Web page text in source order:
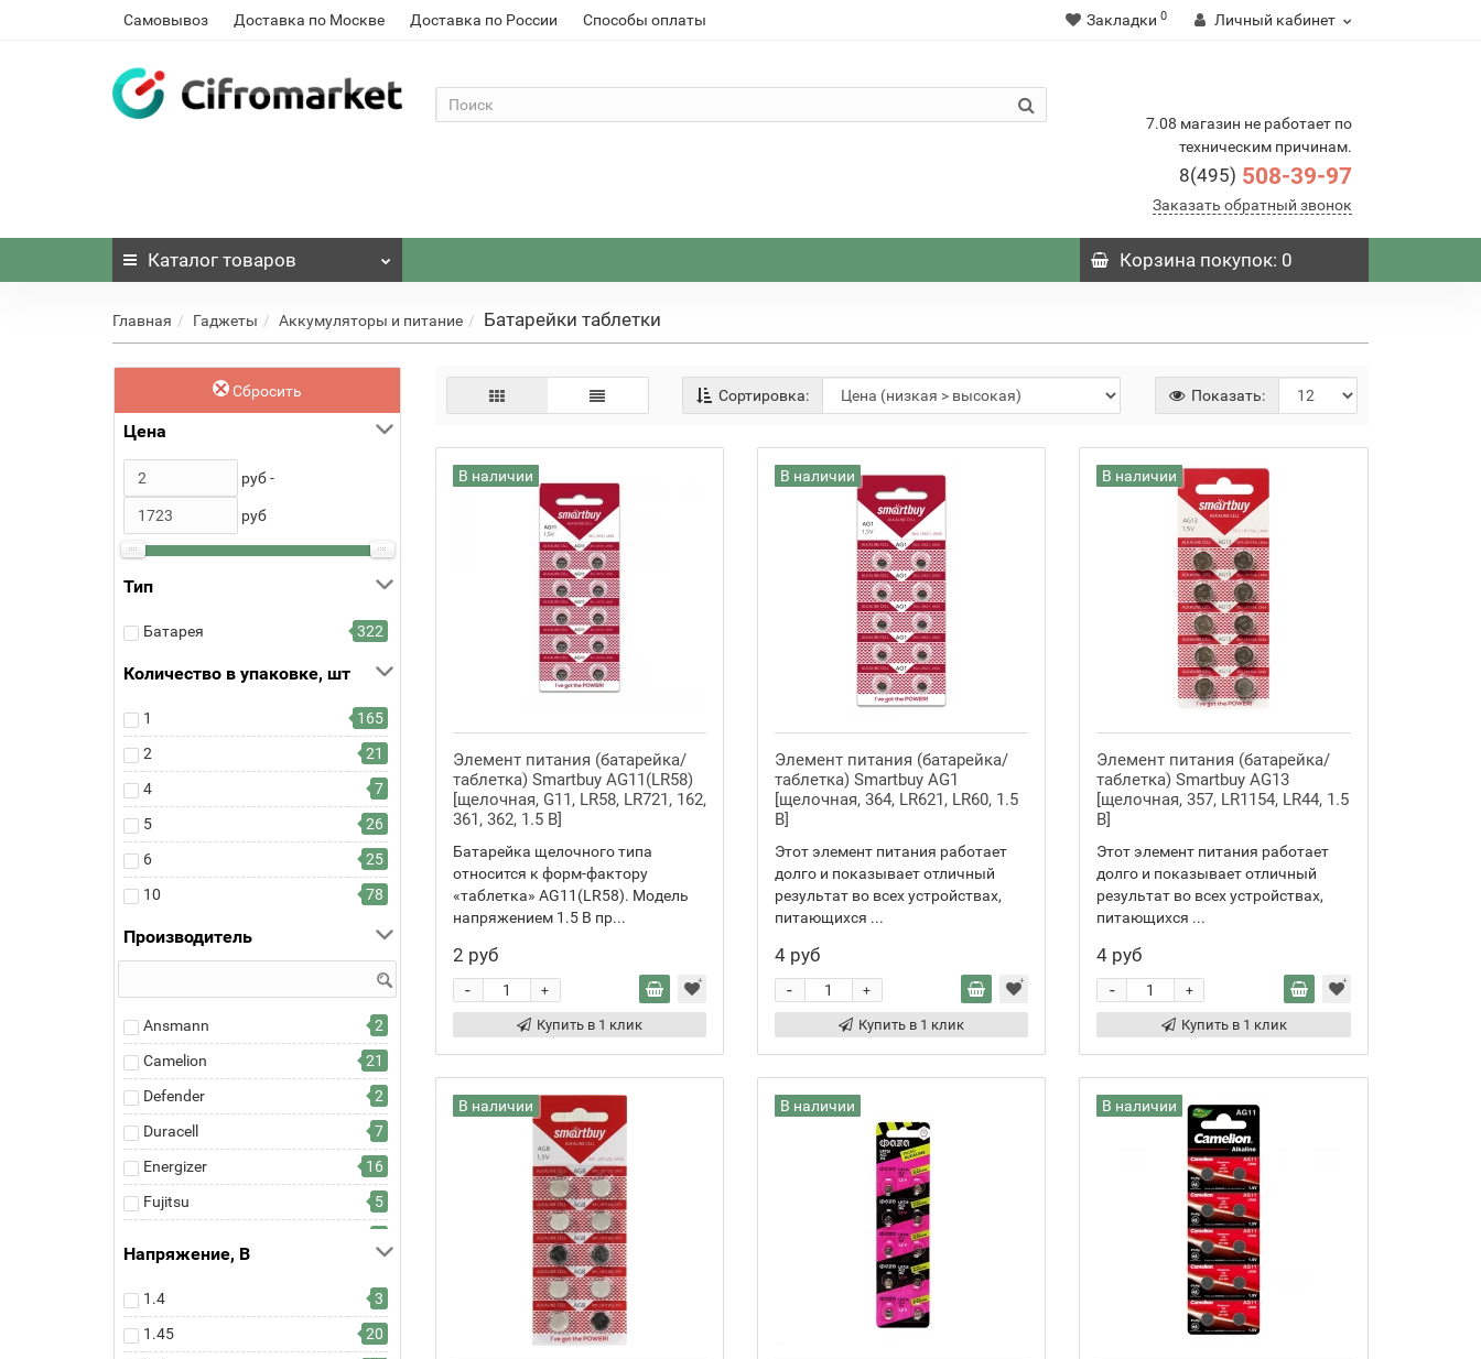
Самовывоз Доставка по Москве Доставка по России Способы оплаты Закладки 0 Личный кабинет
7.08 магазин не работает по
техническим причинам.
8(495) 508-39-97
Заказать обратный звонок
Каталог товаров Корзинапокупок: 0
Главная Гаджеты Аккумуляторы и питание Батарейки таблетки
Сбросить
Цена
руб -
руб
Тип
Батарея 322
Количество в упаковке, шт
1
165
2
21
4
7
5
26
6
25
10
78
Производитель
Ansmann
2
Camelion
21
Defender
2
Duracell
7
Energizer
16
Fujitsu
5
MINAMOTO
1
Opticell
1
Напряжение, В
1.4
3
1.45
20
Сортировка: Показать:
В наличии
Элемент питания (батарейка/
таблетка) Smartbuy AG11(LR58)
[щелочная, G11, LR58, LR721, 162,
361, 362, 1.5 В]
Батарейка щелочного типа
относится к форм-фактору
«таблетка» AG11(LR58). Модель
напряжением 1.5 В пр...
2 руб
+
-
Купить в 1 клик
В наличии
Элемент питания (батарейка/
таблетка) Smartbuy AG1
[щелочная, 364, LR621, LR60, 1.5
В]
Этот элемент питания работает
долго и показывает отличный
результат во всех устройствах,
питающихся ...
4 руб
+
-
Купить в 1 клик
В наличии
Элемент питания (батарейка/
таблетка) Smartbuy AG13
[щелочная, 357, LR1154, LR44, 1.5
В]
Этот элемент питания работает
долго и показывает отличный
результат во всех устройствах,
питающихся ...
4 руб
+
-
Купить в 1 клик
В наличии В наличии В наличии